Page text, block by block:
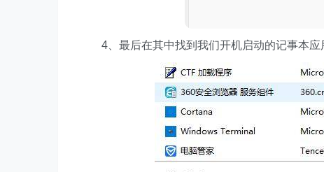
4、最后在其中找到我们开机启动的记事本应